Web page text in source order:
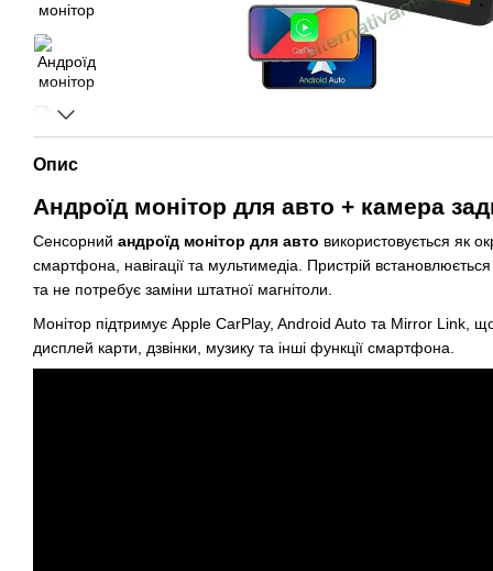
Опис
Андроїд монітор для авто + камера
Сенсорний андроїд монітор для авто використовується як
смартфона, навігації та мультимедіа. Пристрій
та не потребує заміни штатної магнітоли.
Монітор підтримує Apple CarPlay, Android Auto та Mirror Link,
дисплей карти, дзвінки, музику та інші функції смартфона.